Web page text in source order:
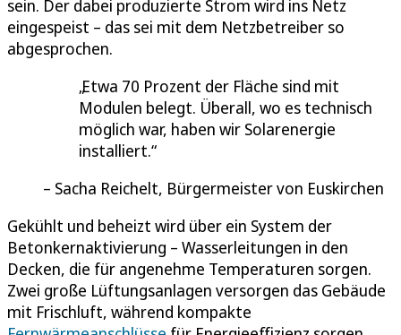
sein. Der dabei produzierte Strom wird ins Netz
eingespeist – das sei mit dem Netzbetreiber so
abgesprochen.
Etwa 70 Prozent der Fläche sind mit
Modulen belegt. Überall, wo es technisch
möglich war, haben wir Solarenergie
installiert.
Sacha Reichelt, Bürgermeister von Euskirchen
Gekühlt und beheizt wird über ein System der
Betonkernaktivierung – Wasserleitungen in den
Decken, die für angenehme Temperaturen sorgen.
Zwei große Lüftungsanlagen versorgen das Gebäude
mit Frischluft, während kompakte